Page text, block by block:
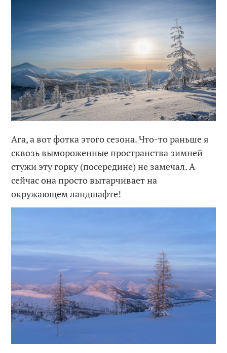
Ага, а вот фотка этого сезона. Что-то раньше я
сквозь вымороженные пространства зимней
стужи эту горку (посередине) не замечал. А
сейчас она просто вытарчивает на
окружающем ландшафте!